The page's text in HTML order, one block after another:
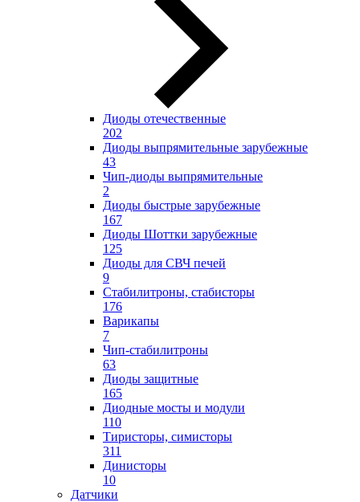
Диоды отечественные
202
Диоды выпрямительные зарубежные
43
Чип-диоды выпрямительные
2
Диоды быстрые зарубежные
167
Диоды Шоттки зарубежные
125
Диоды для СВЧ печей
9
Стабилитроны, стабисторы
176
Варикапы
7
Чип-стабилитроны
63
Диоды защитные
165
Диодные мосты и модули
110
Тиристоры, симисторы
311
Динисторы
10
Датчики